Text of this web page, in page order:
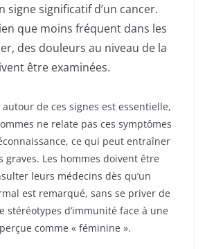
signe significatif d’un cancer.
que moins fréquent dans les
des douleurs au niveau de la
être examinées.
de ces signes est essentielle,
ne relate pas ces symptômes
ce qui peut entraîner
graves. Les hommes doivent être
leurs médecins dès qu’un
est remarqué, sans se priver de
stéréotypes d’immunité face à une
comme « féminine ».